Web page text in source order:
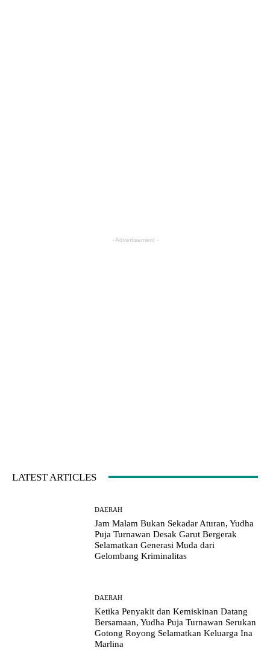
- Advertisement -
LATEST ARTICLES
DAERAH
Jam Malam Bukan Sekadar Aturan, Yudha
Puja Turnawan Desak Garut Bergerak
Selamatkan Generasi Muda dari
Gelombang Kriminalitas
DAERAH
Ketika Penyakit dan Kemiskinan Datang
Bersamaan, Yudha Puja Turnawan Serukan
Gotong Royong Selamatkan Keluarga Ina
Marlina